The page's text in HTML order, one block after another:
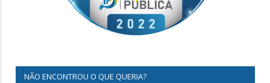
NÃO ENCONTROU O QUE QUERIA?